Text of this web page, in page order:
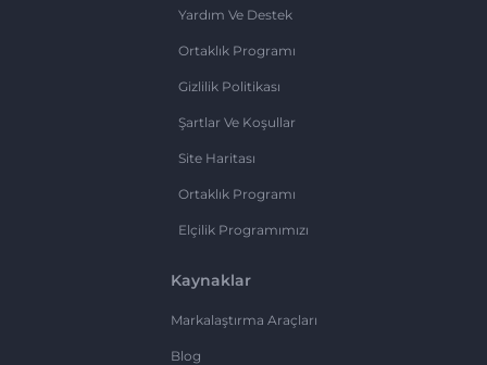
Yardım Ve Destek
Ortaklık Programı
Gizlilik Politikası
Şartlar Ve Koşullar
Site Haritası
Ortaklık Programı
Elçilik Programımızı
Kaynaklar
Markalaştırma Araçları
Blog